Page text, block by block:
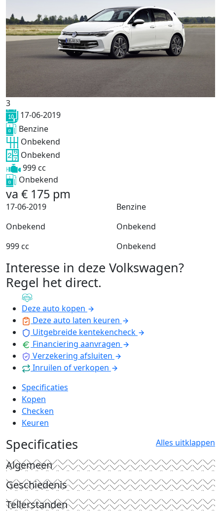
3
17-06-2019
Benzine
Onbekend
Onbekend
999 cc
Onbekend
va € 175 pm
17-06-2019
Benzine
Onbekend
Onbekend
999 cc
Onbekend
Interesse in deze Volkswagen?
Regel het direct.
Deze auto kopen
Deze auto laten keuren
Uitgebreide kentekencheck
Financiering aanvragen
Verzekering afsluiten
Inruilen of verkopen
Specificaties
Kopen
Checken
Keuren
Specificaties Alles uitklappen
Algemeen
Geschiedenis
Tellerstanden